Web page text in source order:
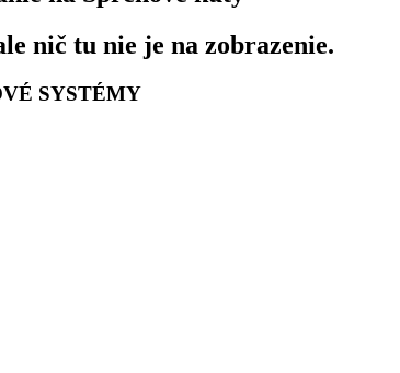
nič tu nie je na zobrazenie.
SYSTÉMY